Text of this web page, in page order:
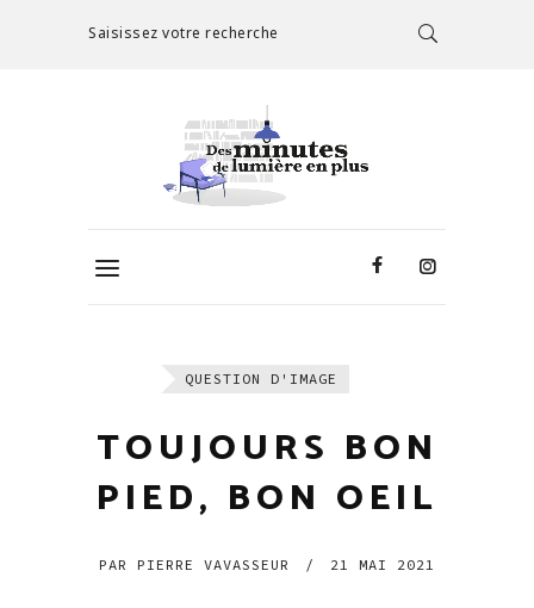
Saisissez votre recherche
QUESTION D'IMAGE
TOUJOURS BON
PIED, BON OEIL
PAR PIERRE VAVASSEUR / 21 MAI 2021